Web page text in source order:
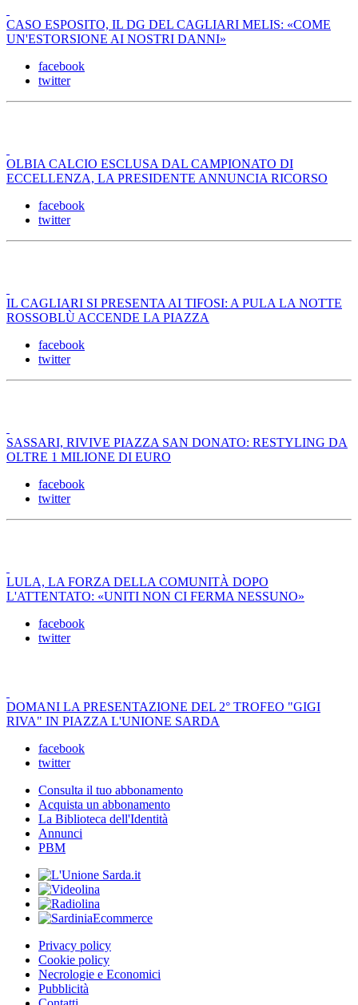
CASO ESPOSITO, IL DG DEL CAGLIARI MELIS: «COME
UN'ESTORSIONE AI NOSTRI DANNI»
facebook
twitter
OLBIA CALCIO ESCLUSA DAL CAMPIONATO DI
ECCELLENZA, LA PRESIDENTE ANNUNCIA RICORSO
facebook
twitter
IL CAGLIARI SI PRESENTA AI TIFOSI: A PULA LA NOTTE
ROSSOBLÙ ACCENDE LA PIAZZA
facebook
twitter
SASSARI, RIVIVE PIAZZA SAN DONATO: RESTYLING DA
OLTRE 1 MILIONE DI EURO
facebook
twitter
LULA, LA FORZA DELLA COMUNITÀ DOPO
L'ATTENTATO: «UNITI NON CI FERMA NESSUNO»
facebook
twitter
DOMANI LA PRESENTAZIONE DEL 2° TROFEO "GIGI
RIVA" IN PIAZZA L'UNIONE SARDA
facebook
twitter
Consulta il tuo abbonamento
Acquista un abbonamento
La Biblioteca dell'Identità
Annunci
PBM
Privacy policy
Cookie policy
Necrologie e Economici
Pubblicità